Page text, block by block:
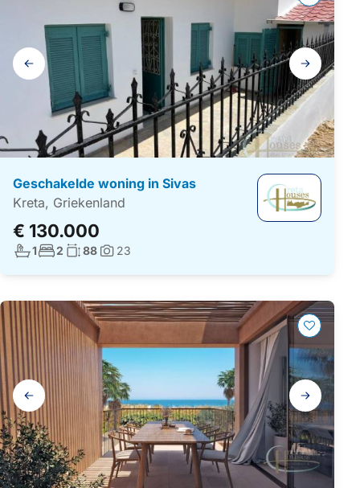
Galerij
navigatie
Geschakelde woning in Sivas
Kreta, Griekenland
€ 130.000
Aantal badkamers:
1Aantal slaapkamers:
2 Woonoppervlakte:
88Foto's:
23
Galerij
navigatie